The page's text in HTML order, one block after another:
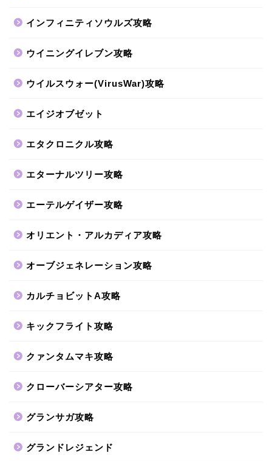
インフィニティソウルズ攻略
ウイニングイレブン攻略
ウイルスウォー(VirusWar)攻略
エイジオブゼット
エタクロニクル攻略
エターナルツリー攻略
エーテルゲイザー攻略
オリエント・アルカディア攻略
オーブジェネレーション攻略
カルチョビットA攻略
キックフライト攻略
クァンタムマキ攻略
クローバーシアター攻略
グランサガ攻略
グランドレジェンド